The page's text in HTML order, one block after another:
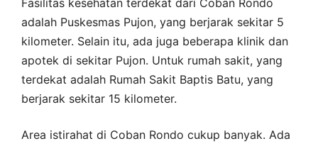
Fasilitas kesehatan terdekat dari Coban Rondo
adalah Puskesmas Pujon, yang berjarak sekitar 5
kilometer. Selain itu, ada juga beberapa klinik dan
apotek di sekitar Pujon. Untuk rumah sakit, yang
terdekat adalah Rumah Sakit Baptis Batu, yang
berjarak sekitar 15 kilometer.
Area istirahat di Coban Rondo cukup banyak. Ada